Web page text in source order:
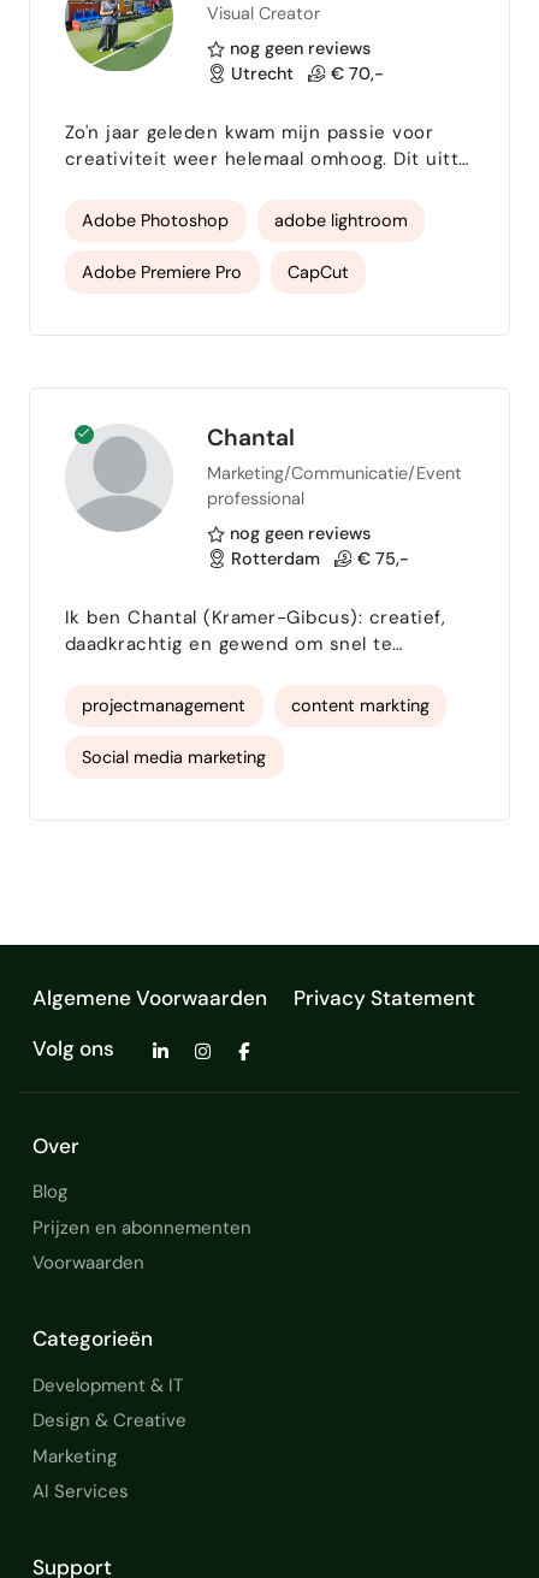
Visual Creator
nog geen reviews
Utrecht
€ 70,-
Zo'n jaar geleden kwam mijn passie voor
creativiteit weer helemaal omhoog. Dit uitte
Barcelona de camera erbij heb gepakt en
ben begonnen met foto's maken. Daarna
kwam Social Media erbij tijdens mijn stage
bij HC Rotterdam. Waar ik veel mooie
geleerd en uiteindelijk mijn droom
…
Adobe Photoshop adobe lightroom
Adobe Premiere Pro CapCut
contentbeheer Content design
contentcreatie planning
Short form content sportmarketing
Chantal
Marketing/Communicatie/Event
professional
nog geen reviews
Rotterdam
€ 75,-
Ik ben Chantal (Kramer-Gibcus): creatief,
daadkrachtig en gewend om snel te
onderwijs, de marketingwereld en als
organisator van talloze evenementen,
ondersteun ik organisaties bij het
versterken van hun zichtbaarheid én het
de naam Studio CKG ben ik beschikbaar
projectmanagement content markting
Social media marketing
dagvoorzitter moderator Canva
sportmarketing
Algemene Voorwaarden
Privacy Statement
Volg ons
Over
Blog
Prijzen en abonnementen
Voorwaarden
Categorieën
Development & IT
Design & Creative
Marketing
AI Services
Support